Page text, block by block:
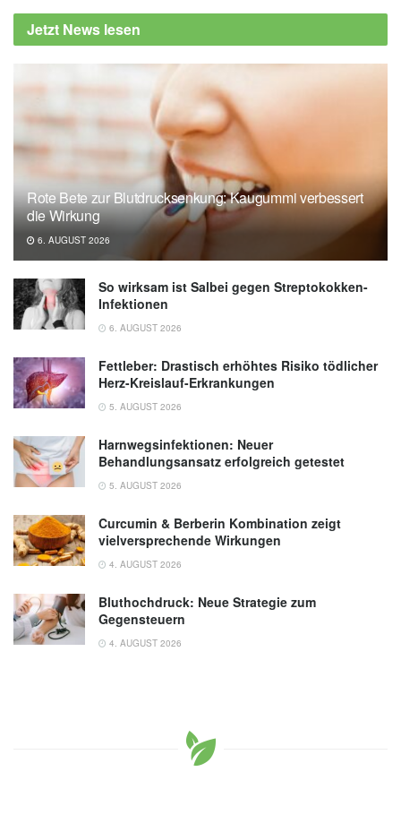
Season (veröffentlicht 11.03.2025),
Cleveland Clinic
Cleveland Clinic: Are Air Fryers Healthy?
(veröffentlicht 22.01.2024),
Cleveland Clinic
Jetzt News lesen
Rote Bete zur Blutdrucksenkung: Kaugummi verbessert
die Wirkung
6. AUGUST 2026
So wirksam ist Salbei gegen Streptokokken-
Infektionen
6. AUGUST 2026
Fettleber: Drastisch erhöhtes Risiko tödlicher
Herz-Kreislauf-Erkrankungen
5. AUGUST 2026
Harnwegsinfektionen: Neuer
Behandlungsansatz erfolgreich getestet
5. AUGUST 2026
Curcumin & Berberin Kombination zeigt
vielversprechende Wirkungen
4. AUGUST 2026
Bluthochdruck: Neue Strategie zum
Gegensteuern
4. AUGUST 2026